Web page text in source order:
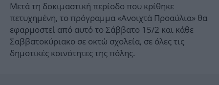
Μετά τη δοκιμαστική περίοδο που κρίθηκε
πετυχημένη, το πρόγραμμα «Ανοιχτά Προαύλια» θα
εφαρμοστεί από αυτό το Σάββατο 15/2 και κάθε
Σαββατοκύριακο σε οκτώ σχολεία, σε όλες τις
δημοτικές κοινότητες της πόλης.